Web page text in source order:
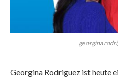
georgina
Georgina Rodriguez ist heute